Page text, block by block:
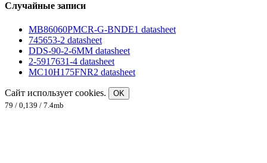
Случайные записи
MB86060PMCR-G-BNDE1 datasheet
745653-2 datasheet
DDS-90-2-6MM datasheet
2-5917631-4 datasheet
MC10H175FNR2 datasheet
Сайт использует cookies.
OK
79 / 0,139 / 7.4mb